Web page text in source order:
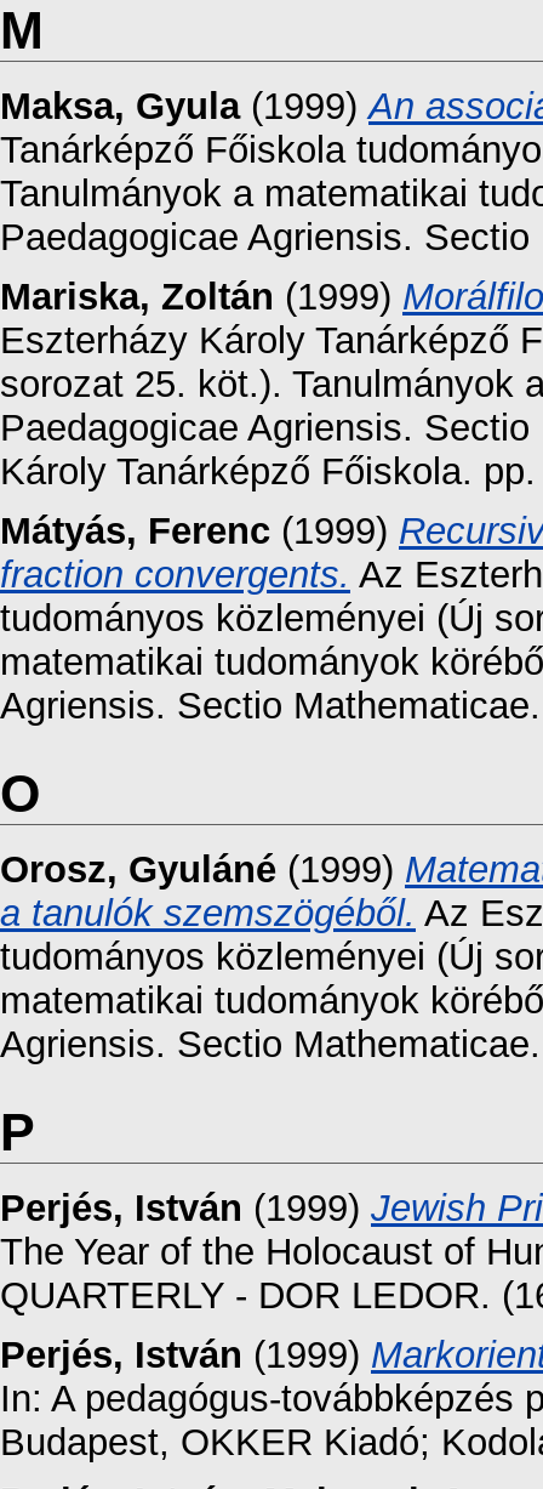
M
Maksa, Gyula(1999)An
Tanárképző Főiskola
Tanulmányok a matematikai
Paedagogicae Agriensis.
Mariska, Zoltán (1999)
Eszterházy Károly Tanárképző
sorozat 25. köt.). Tanulmányok
Paedagogicae Agriensis.
Károly Tanárképző Főiskola.
Mátyás, Ferenc (1999)
fraction convergents. Az
tudományos közleményei (Új
matematikai tudományok
Agriensis. Sectio
O
Orosz, Gyuláné (1999)
a tanulók szemszögéből. Az
tudományos közleményei (Új
matematikai tudományok
Agriensis. Sectio
P
Perjés, István (1999) Jewish
The Year of the Holocaust of
QUARTERLY - DOR LEDOR.
Perjés, István (1999)
In: A pedagógus-továbbképzés
Budapest, OKKER Kiadó;